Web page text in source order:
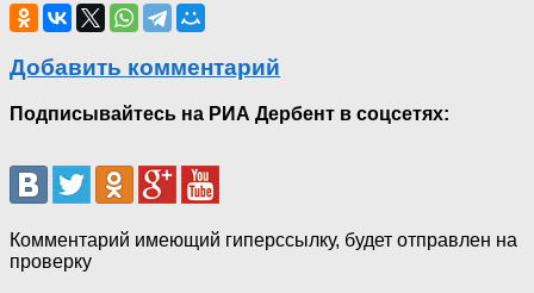
Добавить комментарий
Подписывайтесь на РИА Дербент в соцсетях:
Комментарий имеющий гиперссылку, будет отправлен на
проверку